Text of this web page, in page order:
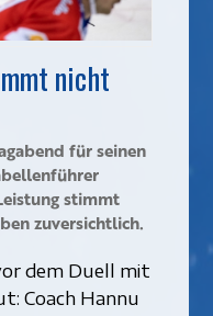
nicht
für seinen
stimmt
zuversichtlich.
dem Duell mit
Coach Hannu